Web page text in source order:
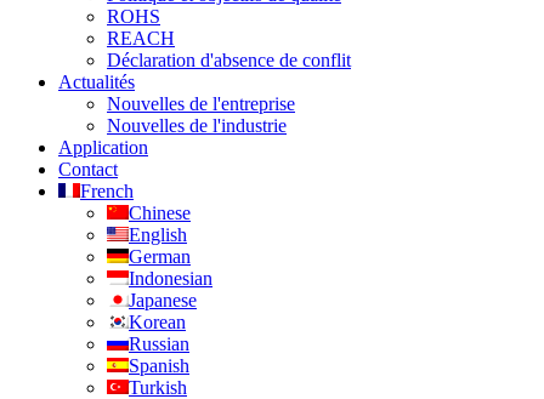
ROHS
REACH
Déclaration d'absence de conflit
Actualités
Nouvelles de l'entreprise
Nouvelles de l'industrie
Application
Contact
French
Chinese
English
German
Indonesian
Japanese
Korean
Russian
Spanish
Turkish